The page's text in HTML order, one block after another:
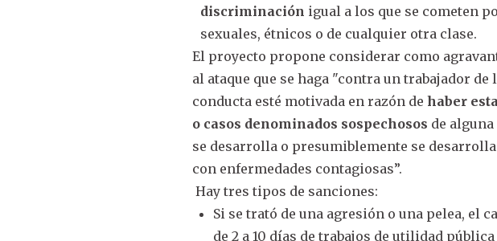
discriminación igual a los que se cometen
sexuales, étnicos o de cualquier otra clase.
El proyecto propone considerar como
al ataque que se haga "contra un trabajador
conducta esté motivada en razón dehaber
o casos denominados sospechosos de
se desarrolla o presumiblemente se
con enfermedades contagiosas”.
Hay tres tipos de sanciones:
Si se trató de una agresión o una pelea, el
de 2 a 10 días de trabajos de utilidad